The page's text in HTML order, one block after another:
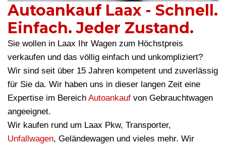
Autoankauf Laax - Schnell.
Einfach. Jeder Zustand.
Sie wollen in Laax Ihr Wagen zum Höchstpreis
verkaufen und das völlig einfach und unkompliziert?
Wir sind seit über 15 Jahren kompetent und zuverlässig
für Sie da. Wir haben uns in dieser langen Zeit eine
Expertise im Bereich Autoankauf von Gebrauchtwagen
angeeignet.
Wir kaufen rund um Laax Pkw, Transporter,
Unfallwagen, Geländewagen und vieles mehr. Wir